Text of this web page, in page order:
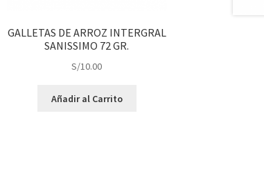
GALLETAS DE ARROZ INTERGRAL
SANISSIMO 72 GR.
S/10.00
Añadir al Carrito